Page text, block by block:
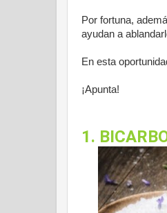
Por fortuna,
ayudan a
En esta
¡Apunta!
1.